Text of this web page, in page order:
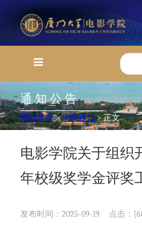
通知公告
网站首页>学院通知> 正文
电影学院关于组织
年校级奖学金评奖
发布时间：2025-09-19 点击：[